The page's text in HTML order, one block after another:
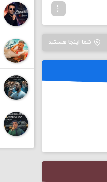
شما اینجا هستید